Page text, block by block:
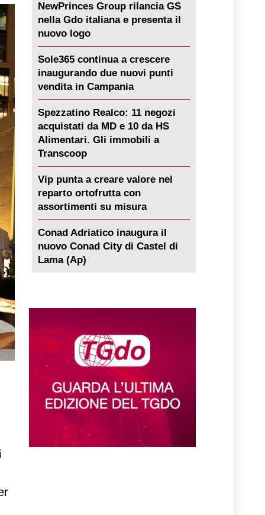
NewPrinces Group rilancia GS
nella Gdo italiana e presenta il
nuovo logo
Sole365 continua a crescere
inaugurando due nuovi punti
vendita in Campania
Spezzatino Realco: 11 negozi
acquistati da MD e 10 da HS
Alimentari. Gli immobili a
Transcoop
Vip punta a creare valore nel
reparto ortofrutta con
assortimenti su misura
Conad Adriatico inaugura il
nuovo Conad City di Castel di
Lama (Ap)